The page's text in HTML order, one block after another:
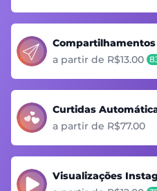
a partir de R$13.00
Curtidas
a partir de R$77.00
Visualizações